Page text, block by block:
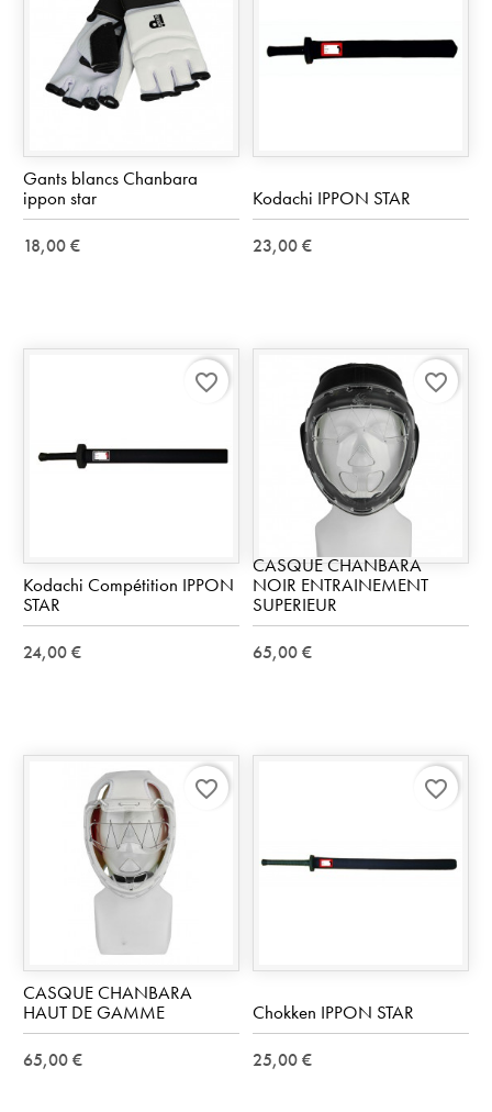
Gants blancs Chanbara
ippon star
18,00 €
Kodachi IPPON STAR
23,00 €
Kodachi Compétition IPPON
STAR
24,00 €
favorite_border
CASQUE CHANBARA
NOIR ENTRAINEMENT
SUPERIEUR
65,00 €
favorite_border
CASQUE CHANBARA
HAUT DE GAMME
65,00 €
favorite_border
Chokken IPPON STAR
25,00 €
favorite_border